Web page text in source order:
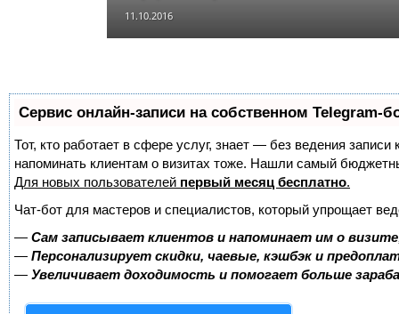
11.10.2016
Сервис онлайн-записи на собственном Telegram-
Тот, кто работает в сфере услуг, знает — без ведения
напоминать клиентам о визитах тоже. Нашли самый
Для новых пользователей первый месяц бесплатно.
Чат-бот для мастеров и специалистов, который упрощает
— Сам записывает клиентов и напоминает им о
— Персонализирует скидки, чаевые, кэшбэк и
— Увеличивает доходимость и помогает больше